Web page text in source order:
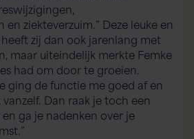
ziekteverzuim.” Deze leuke en
zij dan ook jarenlang met
maar uiteindelijk merkte Femke
had om door te groeien.
ging de functie me goed af en
Dan raak je toch een
ga je nadenken over je
helpen?